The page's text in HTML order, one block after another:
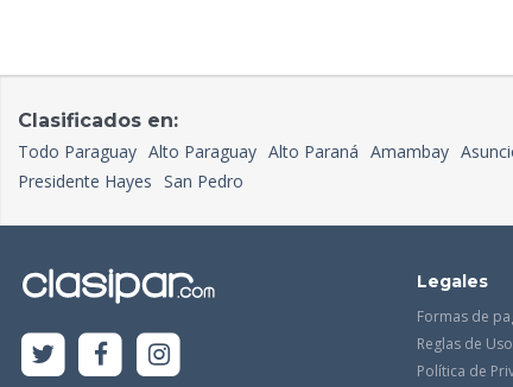
Clasificados en:
Todo Paraguay Alto Paraguay Alto Paraná Amambay
Presidente Hayes San Pedro
Legales
Formas de
Reglas de Uso
Política de